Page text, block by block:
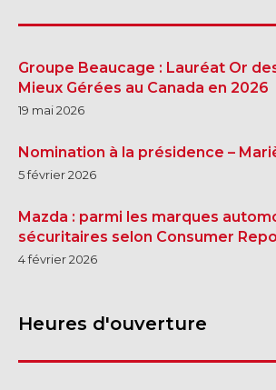
Groupe Beaucage : Lauréat Or
Mieux Gérées au Canada en 2026
19 mai 2026
Nomination à la présidence –
5 février 2026
Mazda : parmi les marques
sécuritaires selon Consumer
4 février 2026
Heures d'ouverture